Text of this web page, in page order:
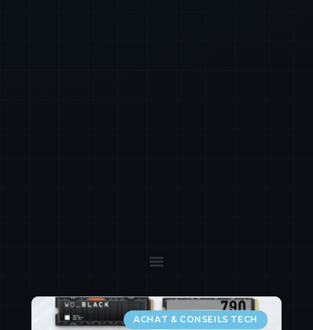
ACHAT & CONSEILS TECH